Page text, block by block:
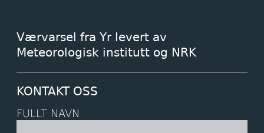
Værvarsel fra Yr levert av
Meteorologisk institutt og NRK
KONTAKT OSS
FULLT NAVN